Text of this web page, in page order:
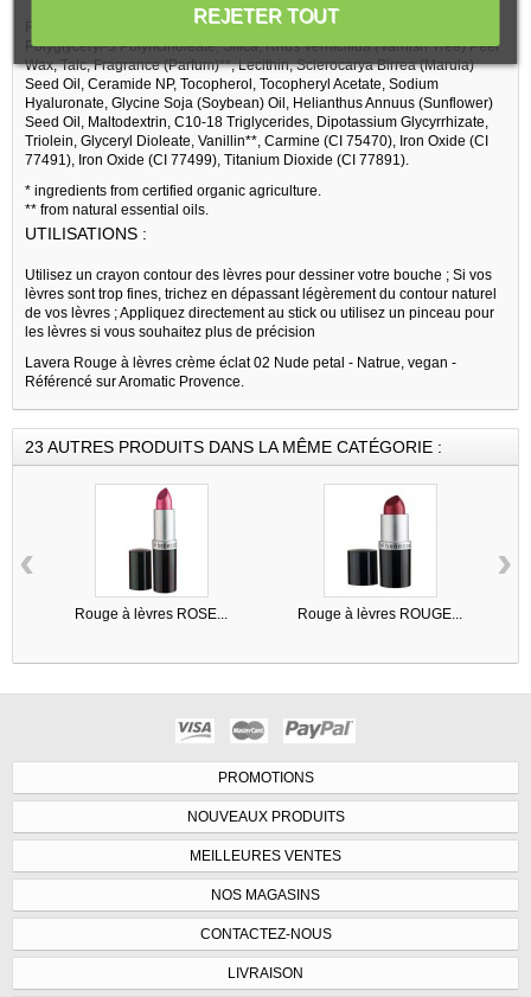
Ricinus Communis (Castor) Seed Oil*, Helianthus Annuus Hybrid Oil*,
Polyglyceryl-3 Polyricinoleate, Silica, Rhus Verniciflua (Varnish Tree) Peel
Wax, Talc, Fragrance (Parfum)**, Lecithin, Sclerocarya Birrea (Marula)
Seed Oil, Ceramide NP, Tocopherol, Tocopheryl Acetate, Sodium
Hyaluronate, Glycine Soja (Soybean) Oil, Helianthus Annuus (Sunflower)
Seed Oil, Maltodextrin, C10-18 Triglycerides, Dipotassium Glycyrrhizate,
Triolein, Glyceryl Dioleate, Vanillin**, Carmine (CI 75470), Iron Oxide (CI
77491), Iron Oxide (CI 77499), Titanium Dioxide (CI 77891).
* ingredients from certified organic agriculture.
** from natural essential oils.
UTILISATIONS :
Utilisez un crayon contour des lèvres pour dessiner votre bouche ; Si vos
lèvres sont trop fines, trichez en dépassant légèrement du contour naturel
de vos lèvres ; Appliquez directement au stick ou utilisez un pinceau pour
les lèvres si vous souhaitez plus de précision
Lavera Rouge à lèvres crème éclat 02 Nude petal - Natrue, vegan -
Référencé sur Aromatic Provence.
23 AUTRES PRODUITS DANS LA MÊME CATÉGORIE :
Rouge à lèvres ROSE... Rouge à lèvres ROUGE...
‹ ›
PROMOTIONS
NOUVEAUX PRODUITS
MEILLEURES VENTES
NOS MAGASINS
CONTACTEZ-NOUS
LIVRAISON
REJETER TOUT